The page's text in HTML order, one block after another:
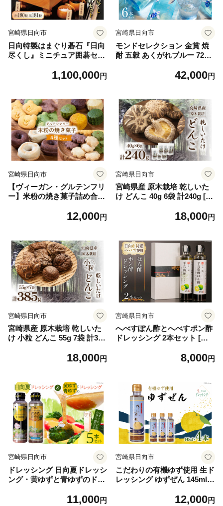
宮崎県日向市
日向特製はまぐり碁石『日向
尽くし』ミニチュア囲碁セッ
崎県 日向市 1100-01]
1,100,000円
宮崎県日向市
モンドセレクション 金賞 焼
酎 五穀 あくがれブルー 720m
452060656] モンドセレクシ
42,000円
宮崎県日向市
【ヴィーガン・グルテンフリ
ー】米粉の焼き菓子詰め合わ
ン屋もってぃ 宮崎県 日向市
12,000円
宮崎県日向市
宮崎県産 原木栽培 乾しいた
け どんこ 40g 6袋 計240g [本
しいたけ 椎茸 乾燥 干し 国産
18,000円
宮崎県日向市
宮崎県産 原木栽培 乾しいた
け 小粒 どんこ 55g 7袋 計385
460] しいたけ 椎茸 乾燥 干し
18,000円
宮崎県日向市
へべすぽん酢とへべすポン酢
ドレッシング 2本セット [和
452061309] へべす ヘベス セ
8,000円
宮崎県日向市
ドレッシング 日向夏ドレッシ
ング・黄ゆずと青ゆずのドレ
[ミツイシ 宮崎県 日向市 4520
11,000円
宮崎県日向市
こだわりの有機ゆず使用 生ド
レッシング ゆずぜん 145ml×
452060842] 調味料 柑橘 ゆず
12,000円